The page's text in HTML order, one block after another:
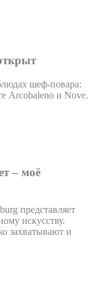
шеф-повара:
Arcobaleno и Nove.
– моё
представляет
искусству.
захватывают и